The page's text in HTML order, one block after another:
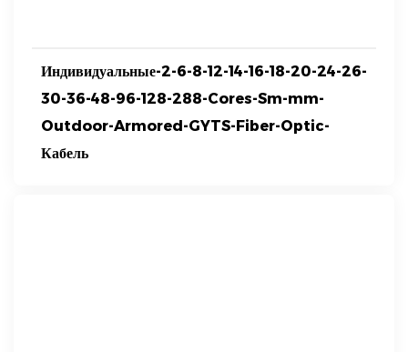
Индивидуальные-2-6-8-12-14-16-18-20-24-26-
30-36-48-96-128-288-Cores-Sm-mm-
Outdoor-Armored-GYTS-Fiber-Optic-
Кабель